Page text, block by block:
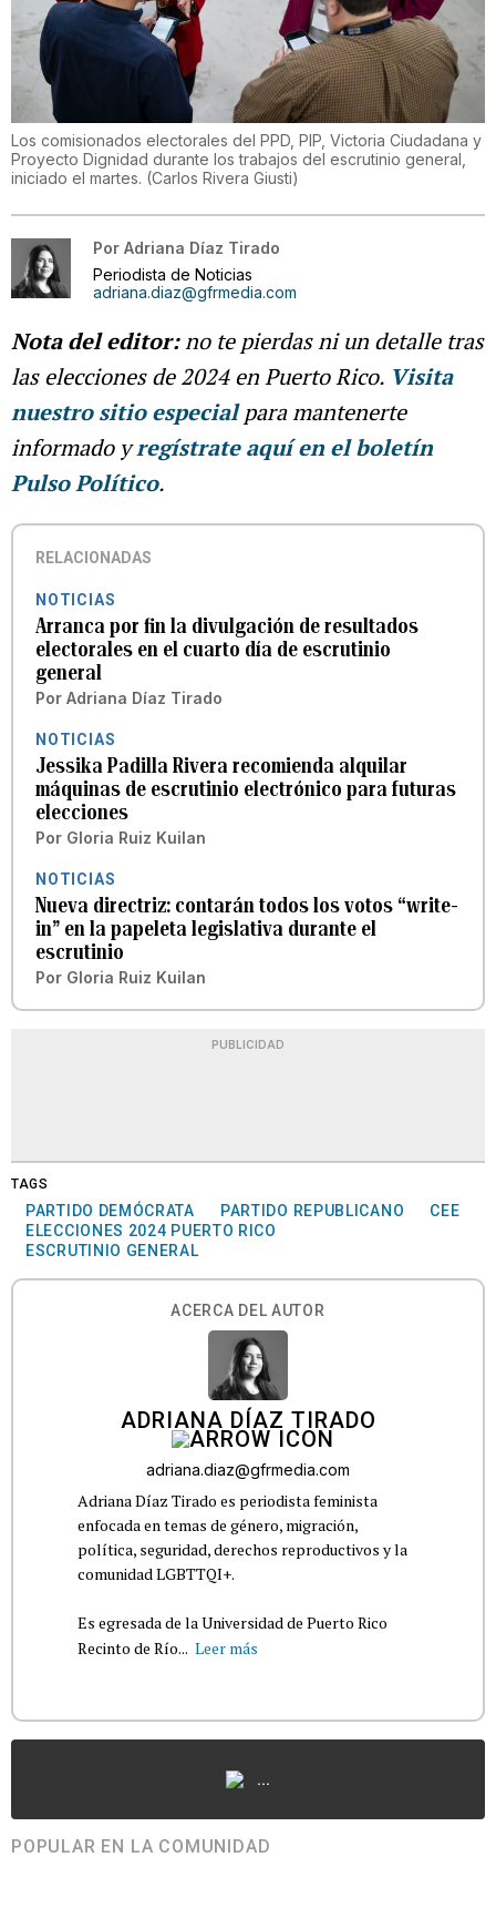
Los comisionados electorales del PPD, PIP, Victoria Ciudadana y
Proyecto Dignidad durante los trabajos del escrutinio general,
iniciado el martes. (Carlos Rivera Giusti)
Por Adriana Díaz Tirado
Periodista de Noticias
adriana.diaz@gfrmedia.com
Nota del editor:no te pierdas ni un detalle tras
las elecciones de 2024 en Puerto Rico. Visita
nuestro sitio especialpara mantenerte
informado yregístrate aquí en el boletín
Pulso Político.
RELACIONADAS
NOTICIAS
Arranca por fin la divulgación de resultados
electorales en el cuarto día de escrutinio
general
Por Adriana Díaz Tirado
NOTICIAS
Jessika Padilla Rivera recomienda alquilar
máquinas de escrutinio electrónico para futuras
elecciones
Por Gloria Ruiz Kuilan
NOTICIAS
Nueva directriz: contarán todos los votos “write-
in” en la papeleta legislativa durante el
escrutinio
Por Gloria Ruiz Kuilan
PUBLICIDAD
TAGS
PARTIDO DEMÓCRATA PARTIDO REPUBLICANO
CEE
ELECCIONES 2024 PUERTO RICO
ESCRUTINIO GENERAL
ACERCA DEL AUTOR
ADRIANA DÍAZ TIRADO
adriana.diaz@gfrmedia.com
Adriana Díaz Tirado es periodista feminista
enfocada en temas de género, migración,
política, seguridad, derechos reproductivos y la
comunidad LGBTTQI+.
Es egresada de la Universidad de Puerto Rico
Recinto de Río... Leer más
...
POPULAR EN LA COMUNIDAD